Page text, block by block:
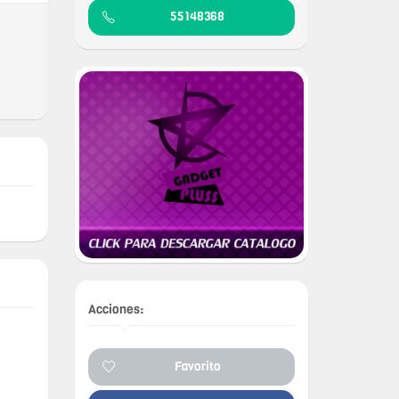
55148368
Acciones:
Favorito